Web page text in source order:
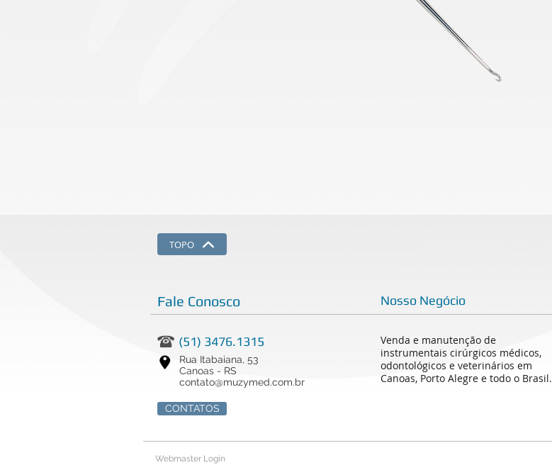
Fale Conosco
Rua Itabaiana, 53
Canoas - RS
contato@muzymed.com.br
Webmaster Login
(51) 3476.1315
Venda e manutenção de
instrumentais cirúrgicos médicos,
odontológicos e veterinários em
Canoas, Porto Alegre e todo o Brasil.
Nosso Negócio
CONTATOS
TOPO